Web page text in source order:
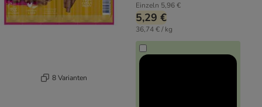
8 Varianten
Einzeln 5,96 €
5,29 €
36,74 € / kg